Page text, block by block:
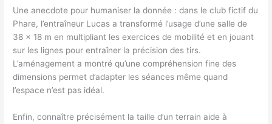
Une anecdote pour humaniser la donnée : dans le club fictif du
Phare, l’entraîneur Lucas a transformé l’usage d’une salle de
38 x 18 m en multipliant les exercices de mobilité et en jouant
sur les lignes pour entraîner la précision des tirs.
L’aménagement a montré qu’une compréhension fine des
dimensions permet d’adapter les séances même quand
l’espace n’est pas idéal.
Enfin, connaître précisément la taille d’un terrain aide à